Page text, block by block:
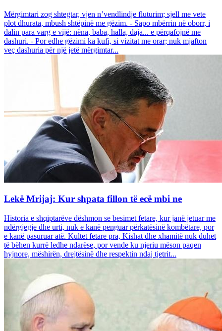
Mërgimtari zog shtegtar, vjen n’vendlindje fluturim; sjell me vete
plot dhurata, mbush shtëpinë me gëzim. - Sapo mbërrin në oborr, i
dalin para varg e vijë: nëna, baba, halla, daja... e përqafojnë me
dashuri. - Por edhe gëzimi ka kufi, si vizitat me orar; nuk mjafton
veç dashuria për një jetë mërgimtar...
Lekë Mrijaj: Kur shpata fillon të ecë mbi ne
Historia e shqiptarëve dëshmon se besimet fetare, kur janë jetuar me
ndërgjegje dhe urti, nuk e kanë penguar përkatësinë kombëtare, por
e kanë pasuruar atë. Kultet fetare pra, Kishat dhe xhamitë nuk duhet
të bëhen kurrë ledhe ndarëse, por vende ku njeriu mëson paqen
hyjnore, mëshirën, drejtësinë dhe respektin ndaj tjetrit...